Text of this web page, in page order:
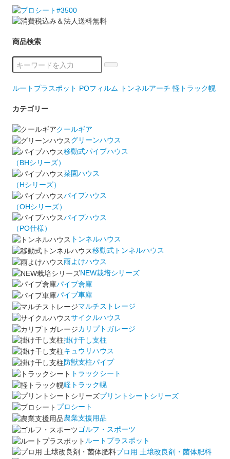
商品検索
ルートプラスポット POフィルム トンネルアーチ 軽トラック幌
カテゴリー
クールギア
グリーンハウス
移動式パイプハウス
（BHシリーズ）
菜園ハウス
（Hシリーズ）
パイプハウス
（OHシリーズ）
パイプハウス
（PO仕様）
トンネルハウス
移動式トンネルハウス
雨よけハウス
NEW栽培シリーズ
パイプ倉庫
パイプ車庫
マルチストレージ
サイクルハウス
カリプトガレージ
掛け干し支柱
キュウリハウス
防獣支柱パイプ
トラックシート
軽トラック幌
プリントシートシリーズ
プロシート
農業支援用品
ゴルフ・スポーツ
ルートプラスポット
プロ用 土壌改良剤・菌体肥料